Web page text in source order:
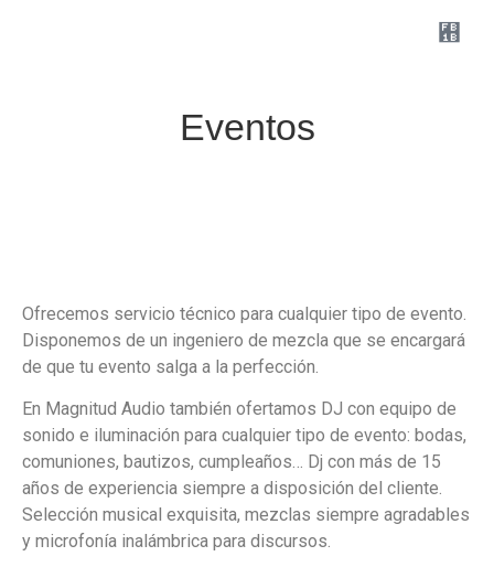
Eventos
Ofrecemos servicio técnico para cualquier tipo de evento.
Disponemos de un ingeniero de mezcla que se encargará
de que tu evento salga a la perfección.
En Magnitud Audio también ofertamos DJ con equipo de
sonido e iluminación para cualquier tipo de evento: bodas,
comuniones, bautizos, cumpleaños… Dj con más de 15
años de experiencia siempre a disposición del cliente.
Selección musical exquisita, mezclas siempre agradables
y microfonía inalámbrica para discursos.